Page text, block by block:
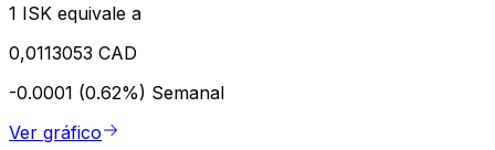
1 ISK equivale a
0,0113053 CAD
-0.0001 (0.62%) Semanal
Ver gráfico